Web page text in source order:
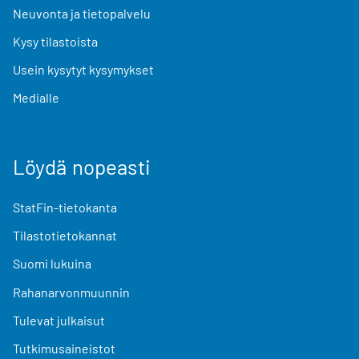
Neuvonta ja tietopalvelu
Kysy tilastoista
Usein kysytyt kysymykset
Medialle
Löydä nopeasti
StatFin-tietokanta
Tilastotietokannat
Suomi lukuina
Rahanarvonmuunnin
Tulevat julkaisut
Tutkimusaineistot